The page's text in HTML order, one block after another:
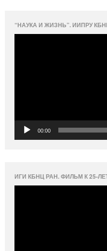
“НАУКА И ЖИЗНЬ”. ИИПРУ
00:00
ИГИ КБНЦ РАН. ФИЛЬМ К 25-